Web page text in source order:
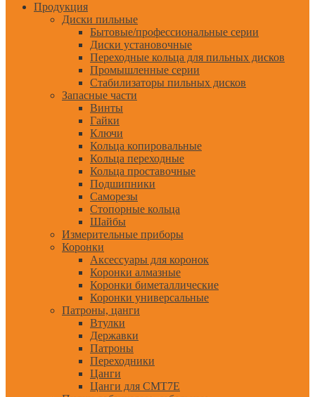
Продукция
Диски пильные
Бытовые/профессиональные серии
Диски установочные
Переходные кольца для пильных дисков
Промышленные серии
Стабилизаторы пильных дисков
Запасные части
Винты
Гайки
Ключи
Кольца копировальные
Кольца переходные
Кольца проставочные
Подшипники
Саморезы
Стопорные кольца
Шайбы
Измерительные приборы
Коронки
Аксессуары для коронок
Коронки алмазные
Коронки биметаллические
Коронки универсальные
Патроны, цанги
Втулки
Державки
Патроны
Переходники
Цанги
Цанги для CMT7E